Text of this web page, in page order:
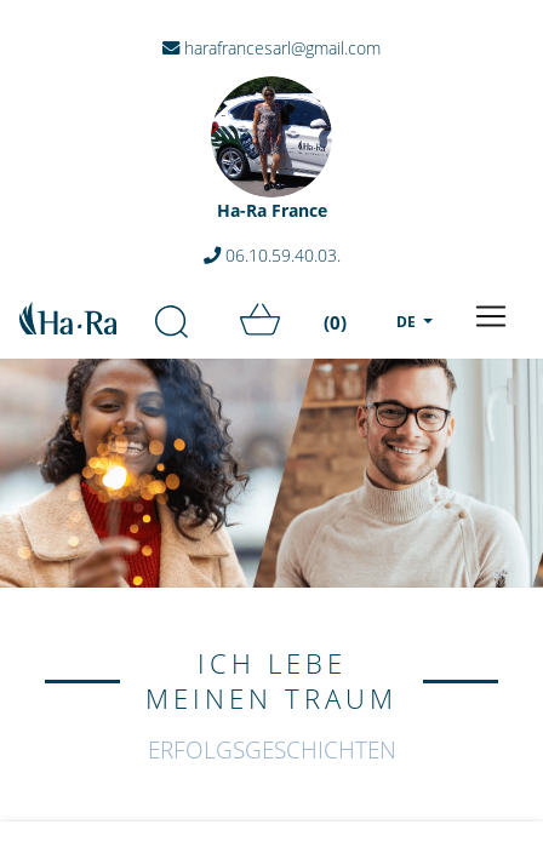
harafrancesarl@gmail.com
Ha-Ra France
06.10.59.40.03.
(0) DE
ICH LEBE
MEINEN TRAUM
ERFOLGSGESCHICHTEN